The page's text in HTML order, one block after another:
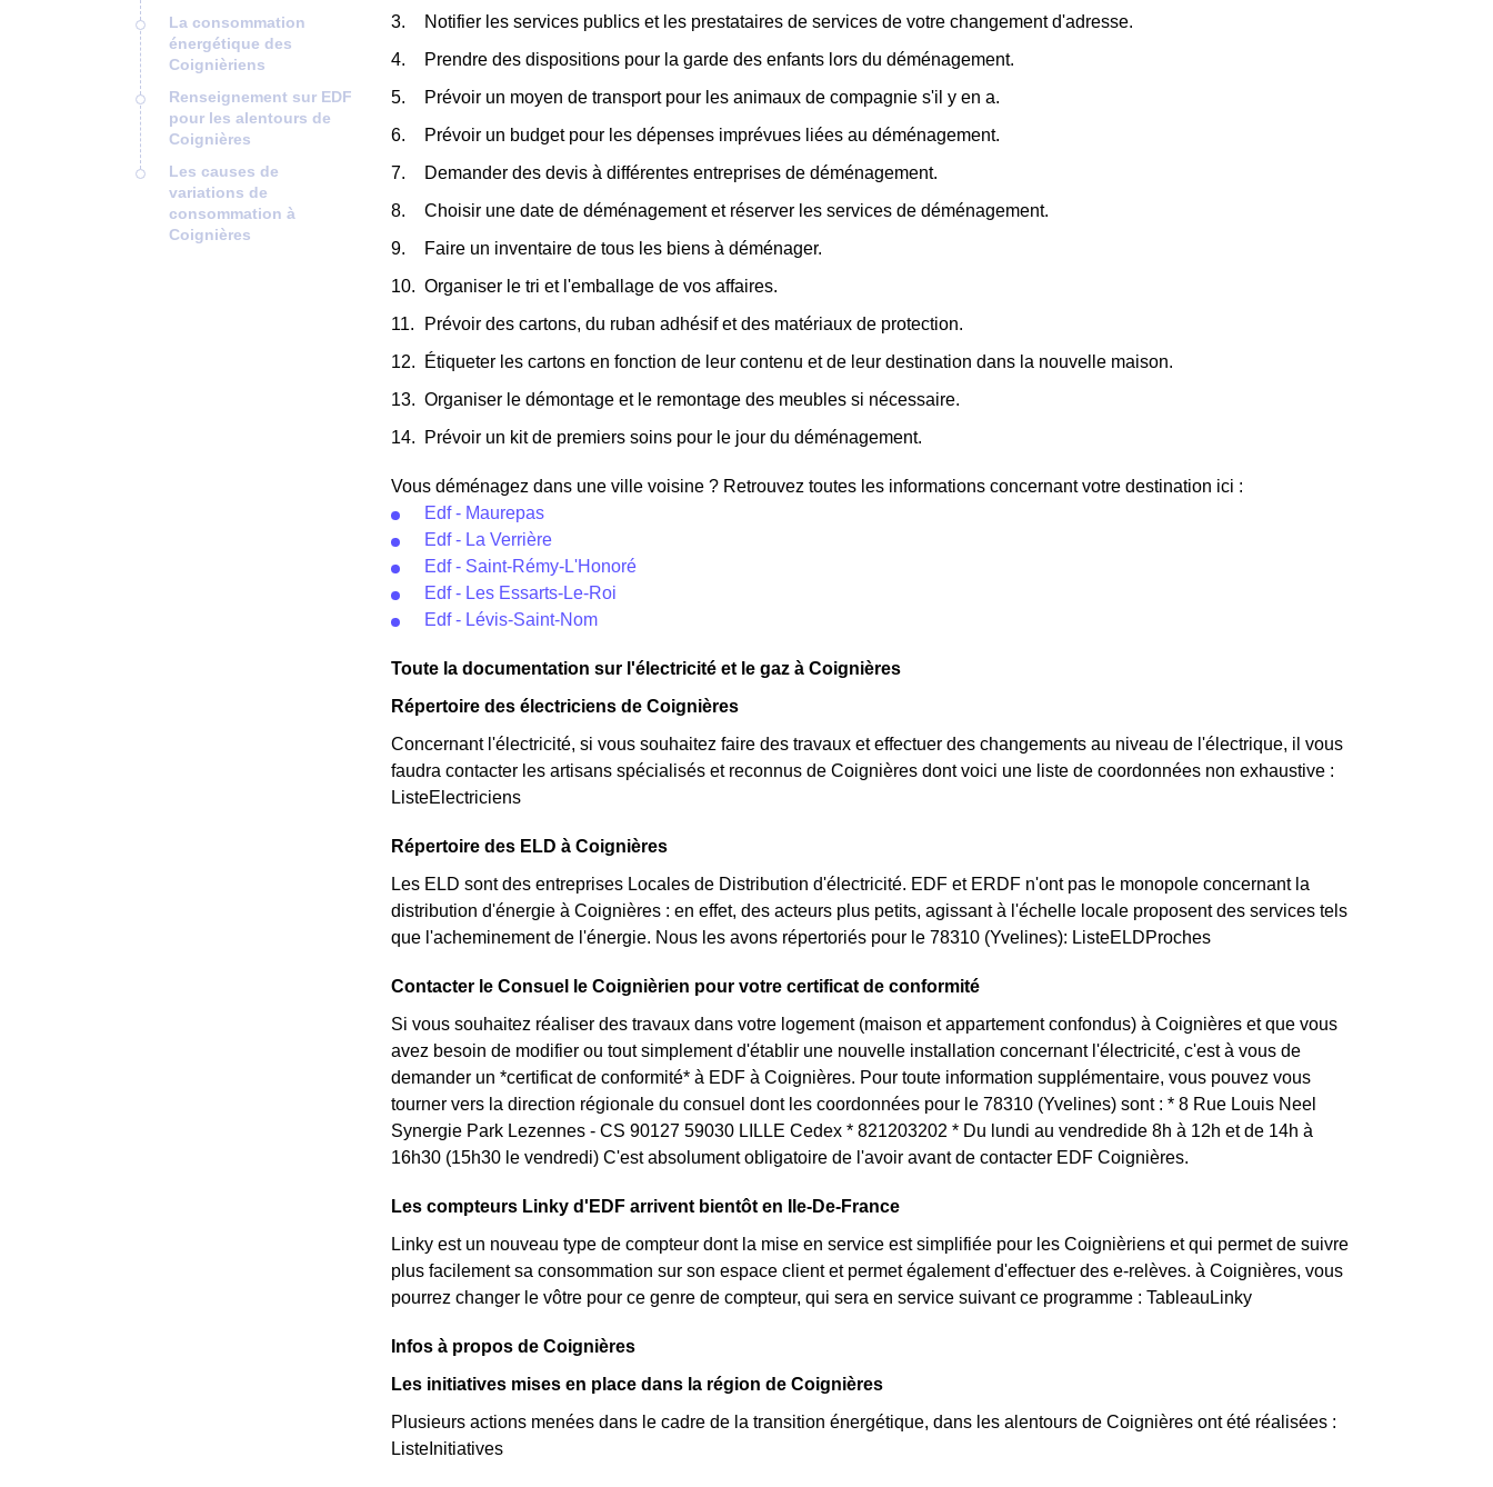
La consommation
énergétique des
Coignièriens
Renseignement sur EDF
pour les alentours de
Coignières
Les causes de
variations de
consommation à
Coignières
Notifier les services publics et les prestataires de services de votre changement d'adresse.
Prendre des dispositions pour la garde des enfants lors du déménagement.
Prévoir un moyen de transport pour les animaux de compagnie s'il y en a.
Prévoir un budget pour les dépenses imprévues liées au déménagement.
Demander des devis à différentes entreprises de déménagement.
Choisir une date de déménagement et réserver les services de déménagement.
Faire un inventaire de tous les biens à déménager.
Organiser le tri et l'emballage de vos affaires.
Prévoir des cartons, du ruban adhésif et des matériaux de protection.
Étiqueter les cartons en fonction de leur contenu et de leur destination dans la nouvelle maison.
Organiser le démontage et le remontage des meubles si nécessaire.
Prévoir un kit de premiers soins pour le jour du déménagement.
Vous déménagez dans une ville voisine ? Retrouvez toutes les informations concernant votre destination ici :
Edf - Maurepas
Edf - La Verrière
Edf - Saint-Rémy-L'Honoré
Edf - Les Essarts-Le-Roi
Edf - Lévis-Saint-Nom
Toute la documentation sur l'électricité et le gaz à Coignières
Répertoire des électriciens de Coignières
Concernant l'électricité, si vous souhaitez faire des travaux et effectuer des changements au niveau de l'électrique, il vous
faudra contacter les artisans spécialisés et reconnus de Coignières dont voici une liste de coordonnées non exhaustive :
ListeElectriciens
Répertoire des ELD à Coignières
Les ELD sont des entreprises Locales de Distribution d'électricité. EDF et ERDF n'ont pas le monopole concernant la
distribution d'énergie à Coignières : en effet, des acteurs plus petits, agissant à l'échelle locale proposent des services tels
que l'acheminement de l'énergie. Nous les avons répertoriés pour le 78310 (Yvelines): ListeELDProches
Contacter le Consuel le Coignièrien pour votre certificat de conformité
Si vous souhaitez réaliser des travaux dans votre logement (maison et appartement confondus) à Coignières et que vous
avez besoin de modifier ou tout simplement d'établir une nouvelle installation concernant l'électricité, c'est à vous de
demander un *certificat de conformité* à EDF à Coignières. Pour toute information supplémentaire, vous pouvez vous
tourner vers la direction régionale du consuel dont les coordonnées pour le 78310 (Yvelines) sont : * 8 Rue Louis Neel
Synergie Park Lezennes - CS 90127 59030 LILLE Cedex * 821203202 * Du lundi au vendredide 8h à 12h et de 14h à
16h30 (15h30 le vendredi) C'est absolument obligatoire de l'avoir avant de contacter EDF Coignières.
Les compteurs Linky d'EDF arrivent bientôt en Ile-De-France
Linky est un nouveau type de compteur dont la mise en service est simplifiée pour les Coignièriens et qui permet de suivre
plus facilement sa consommation sur son espace client et permet également d'effectuer des e-relèves. à Coignières, vous
pourrez changer le vôtre pour ce genre de compteur, qui sera en service suivant ce programme : TableauLinky
Infos à propos de Coignières
Les initiatives mises en place dans la région de Coignières
Plusieurs actions menées dans le cadre de la transition énergétique, dans les alentours de Coignières ont été réalisées :
ListeInitiatives